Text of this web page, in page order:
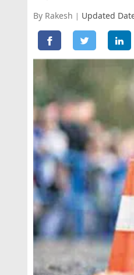
By Rakesh
Updated